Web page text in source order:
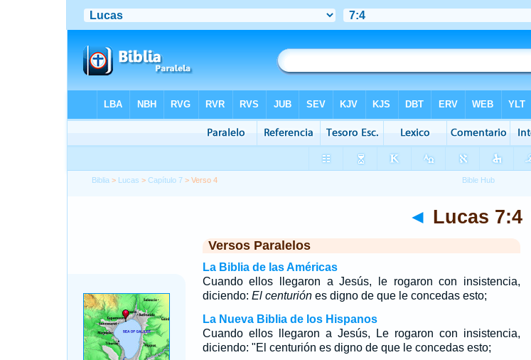
Biblia > Lucas >Capítulo 7 > Verso 4
◄ Lucas 7:4
Versos Paralelos
La Biblia de las Américas
Cuando ellos llegaron a Jesús, le rogaron con insistencia,
diciendo: El centuriónes digno de que le concedas esto;
La Nueva Biblia de los Hispanos
Cuando ellos llegaron a Jesús, Le rogaron con insistencia,
diciendo: "El centurión es digno de que le concedas esto;